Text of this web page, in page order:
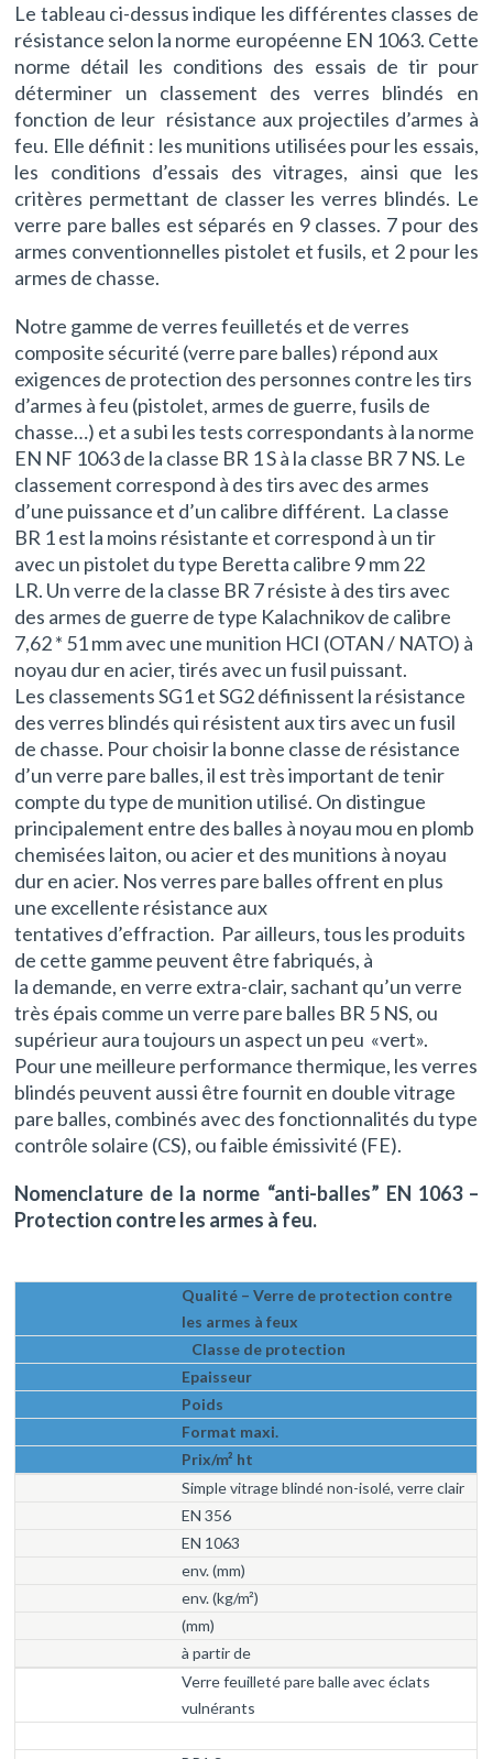
Le tableau ci-dessus indique les différentes classes de
résistance selon la norme européenne EN 1063. Cette
norme détail les conditions des essais de tir pour
déterminer un classement des verres blindés en
fonction de leur résistance aux projectiles d’armes à
feu. Elle définit : les munitions utilisées pour les essais,
les conditions d’essais des vitrages, ainsi que les
critères permettant de classer les verres blindés. Le
verre pare balles est séparés en 9 classes. 7 pour des
armes conventionnelles pistolet et fusils, et 2 pour les
armes de chasse.
Notre gamme de verres feuilletés et de verres
composite sécurité (verre pare balles) répond aux
exigences de protection des personnes contre les tirs
d’armes à feu (pistolet, armes de guerre, fusils de
chasse…) et a subi les tests correspondants à la norme
EN NF 1063 de la classe BR 1 S à la classe BR 7 NS. Le
classement correspond à des tirs avec des armes
d’une puissance et d’un calibre différent. La classe
BR 1 est la moins résistante et correspond à un tir
avec un pistolet du type Beretta calibre 9 mm 22
LR. Un verre de la classe BR 7 résiste à des tirs avec
des armes de guerre de type Kalachnikov de calibre
7,62 * 51 mm avec une munition HCI (OTAN / NATO) à
noyau dur en acier, tirés avec un fusil puissant.
Les classements SG1 et SG2 définissent la résistance
des verres blindés qui résistent aux tirs avec un fusil
de chasse. Pour choisir la bonne classe de résistance
d’un verre pare balles, il est très important de tenir
compte du type de munition utilisé. On distingue
principalement entre des balles à noyau mou en plomb
chemisées laiton, ou acier et des munitions à noyau
dur en acier. Nos verres pare balles offrent en plus
une excellente résistance aux
tentatives d’effraction. Par ailleurs, tous les produits
de cette gamme peuvent être fabriqués, à
la demande, en verre extra-clair, sachant qu’un verre
très épais comme un verre pare balles BR 5 NS, ou
supérieur aura toujours un aspect un peu «vert».
Pour une meilleure performance thermique, les verres
blindés peuvent aussi être fournit en double vitrage
pare balles, combinés avec des fonctionnalités du type
contrôle solaire (CS), ou faible émissivité (FE).
Nomenclature de la norme “anti-balles” EN 1063 –
Protection contre les armes à feu.
Qualité – Verre de protection contre
les armes à feux
Classe de protection
Epaisseur
Poids
Format maxi.
Prix/m² ht
Simple vitrage blindé non-isolé, verre clair
EN 356
EN 1063
env. (mm)
env. (kg/m²)
(mm)
à partir de
Verre feuilleté pare balle avec éclats
vulnérants